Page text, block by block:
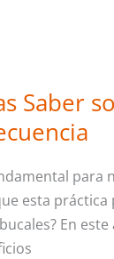
Saber
para
esta
En